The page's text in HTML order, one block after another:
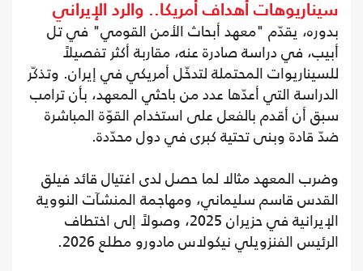
سيناريوهات أهداف أمريكا.. والرد الإيراني
بدوره، يقدّم "معهد أبحاث الأمن القومي" في تل
أبيب، في دراسة صادرة عنه، مقاربة أكثر تفصيلاً
للسيناريوات المحتملة لتدخّل أمريكي في إيران. وتذكّر
الدراسة التي أعدّها عدد من باحثي المعهد، بأن ترامب
سبق أن أقدم بالفعل على استخدام القوّة المباشرة
ضدّ قادة وبنى تحتية كبرى في دول محدّدة.
وضرب المعهد مثالا لما حصل لدى اغتيال قائد فيلق
القدس قاسم سليماني، ومهاجمة المنشآت النووية
الإيرانية في حزيران 2025، وصولاً إلى اختطاف
الرئيس الفنزويلي نيكولاس مادورو مطلع 2026.